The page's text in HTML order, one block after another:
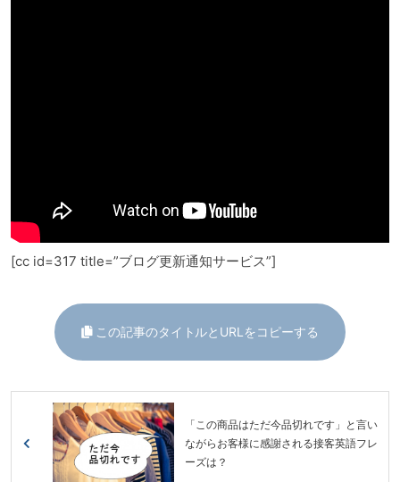
[cc id=317 title=”ブログ更新通知サービス”]
この記事のタイトルとURLをコピーする
「この商品はただ今品切れです」と言い
ながらお客様に感謝される接客英語フレ
ーズは？